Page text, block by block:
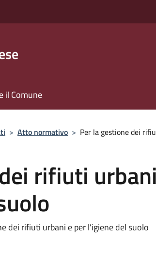
il Comune
> Atto normativo > Per la gestione dei
rifiuti
dei rifiuti urbani e per l'igiene del suolo